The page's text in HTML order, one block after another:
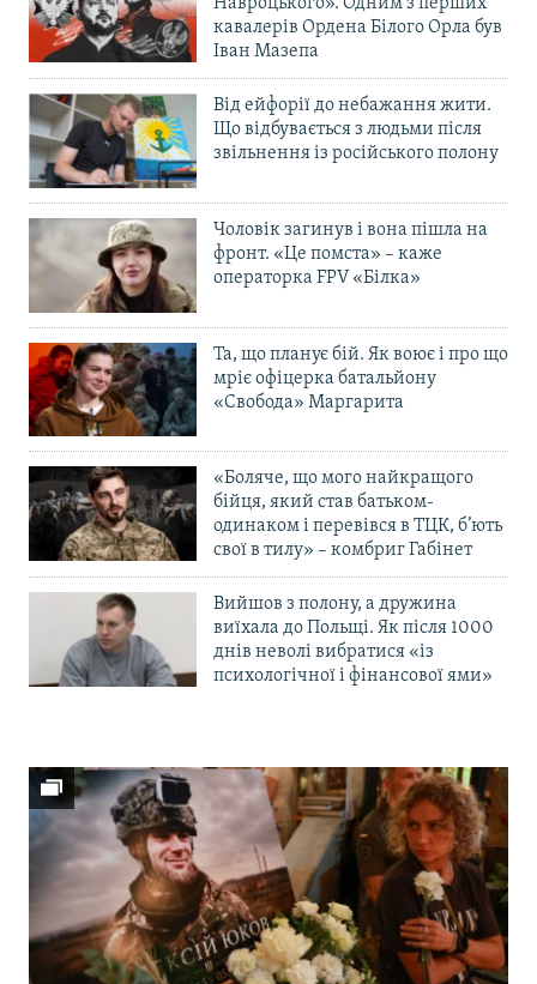
кавалерів Ордена Білого Орла був
Іван Мазепа
Від ейфорії до небажання жити.
Що відбувається з людьми після
звільнення із російського полону
Чоловік загинув і вона пішла на
фронт. «Це помста» – каже
операторка FPV «Білка»
Та, що планує бій. Як воює і про що
мріє офіцерка батальйону
«Свобода» Маргарита
«Боляче, що мого найкращого
бійця, який став батьком-
одинаком і перевівся в ТЦК, б’ють
свої в тилу» – комбриг Габінет
Вийшов з полону, а дружина
виїхала до Польщі. Як після 1000
днів неволі вибратися «із
психологічної і фінансової ями»